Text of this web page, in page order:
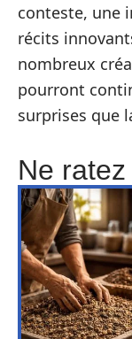
conteste, une
récits
nombreux
pourront
surprises que
Ne